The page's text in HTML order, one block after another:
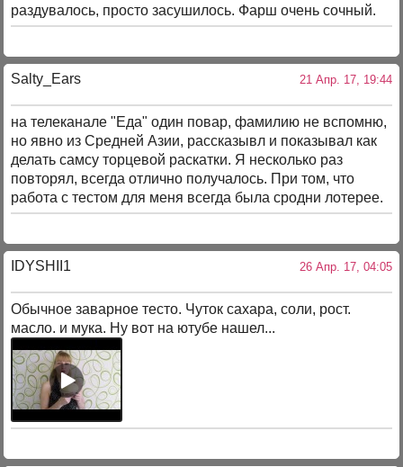
раздувалось, просто засушилось. Фарш очень сочный.
Salty_Ears 21 Апр. 17, 19:44
на телеканале "Еда" один повар, фамилию не вспомню,
но явно из Средней Азии, рассказывл и показывал как
делать самсу торцевой раскатки. Я несколько раз
повторял, всегда отлично получалось. При том, что
работа с тестом для меня всегда была сродни лотерее.
IDYSHII1 26 Апр. 17, 04:05
Обычное заварное тесто. Чуток сахара, соли, рост.
масло. и мука. Ну вот на ютубе нашел...